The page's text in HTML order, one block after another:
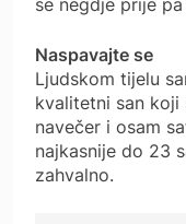
Naspavajte se
Ljudskom tijelu
kvalitetni san koji
navečer i osam
najkasnije do 23
zahvalno.